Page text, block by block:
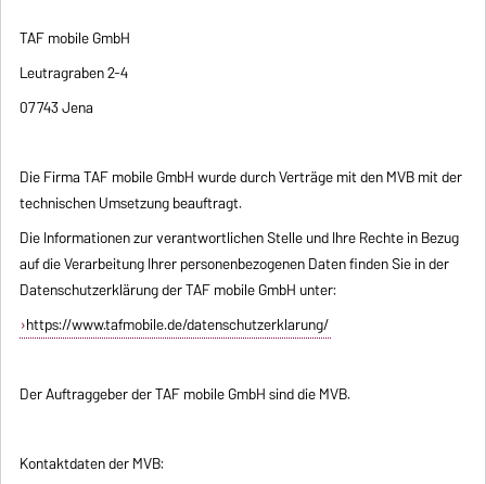
TAF mobile GmbH
Leutragraben 2-4
07743 Jena
Die Firma TAF mobile GmbH wurde durch Verträge mit den MVB mit der
technischen Umsetzung beauftragt.
Die Informationen zur verantwortlichen Stelle und Ihre Rechte in Bezug
auf die Verarbeitung Ihrer personenbezogenen Daten finden Sie in der
Datenschutzerklärung der TAF mobile GmbH unter:
https://www.tafmobile.de/datenschutzerklarung/
Der Auftraggeber der TAF mobile GmbH sind die MVB.
Kontaktdaten der MVB: